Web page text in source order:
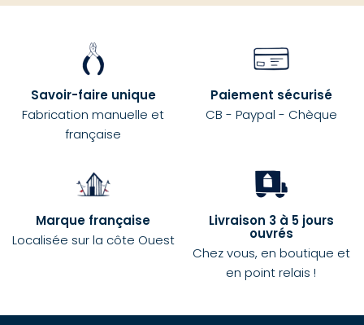
Savoir-faire unique
Fabrication manuelle et
française
Paiement sécurisé
CB - Paypal - Chèque
Marque française
Localisée sur la côte Ouest
Livraison 3 à 5 jours
ouvrés
Chez vous, en boutique et
en point relais !